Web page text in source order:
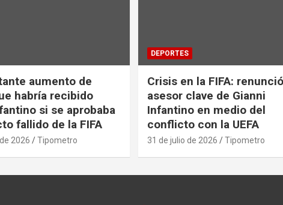
aumento de
habría recibido
si se aprobaba
fallido de la FIFA
2026 Tipometro
DEPORTES
Crisis en la FIFA:
asesor clave de Gianni
Infantino en medio del
conflicto con la UEFA
31 de julio de 2026 Tipometro